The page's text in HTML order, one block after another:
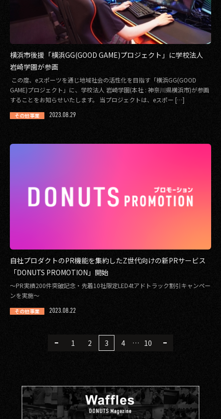
横浜市後援「横浜GG(GOOD GAME)プロジェクト」に学校法人
岩崎学園が参画
この度、eスポーツを通じ地域社会の活性化を目指す「横浜GG(GOOD
GAME)プロジェクト」に、学校法人 岩崎学園(本社 : 神奈川県横浜市)が参画
することをお知らせいたします。 当プロジェクトは、eスポー […]
その他事業 2023.08.29
自社プロダクトのPR機能を集約したZ世代向けの新PRサービス
「DONUTS PROMOTION」開始
〜PR実績200件突破記念・先着10社限定LED4tアドトラック割引キャンペー
ンを実施〜
その他事業 2023.08.22
1 2 3 4 … 10